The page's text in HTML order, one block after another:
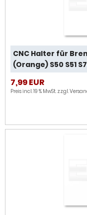
CNC Halter für
(Orange) S50 S51
7,99 EUR
Preis incl. 19 % MwSt. zzgl.